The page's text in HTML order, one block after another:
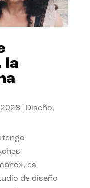
la
Diseño,
es
de diseño